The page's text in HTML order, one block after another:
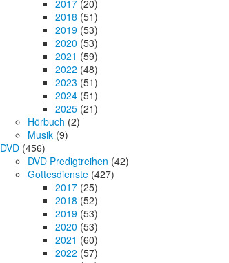
2017 (20)
2018 (51)
2019 (53)
2020 (53)
2021 (59)
2022 (48)
2023 (51)
2024 (51)
2025 (21)
Hörbuch (2)
Musik (9)
DVD (456)
DVD Predigtreihen (42)
Gottesdienste (427)
2017 (25)
2018 (52)
2019 (53)
2020 (53)
2021 (60)
2022 (57)